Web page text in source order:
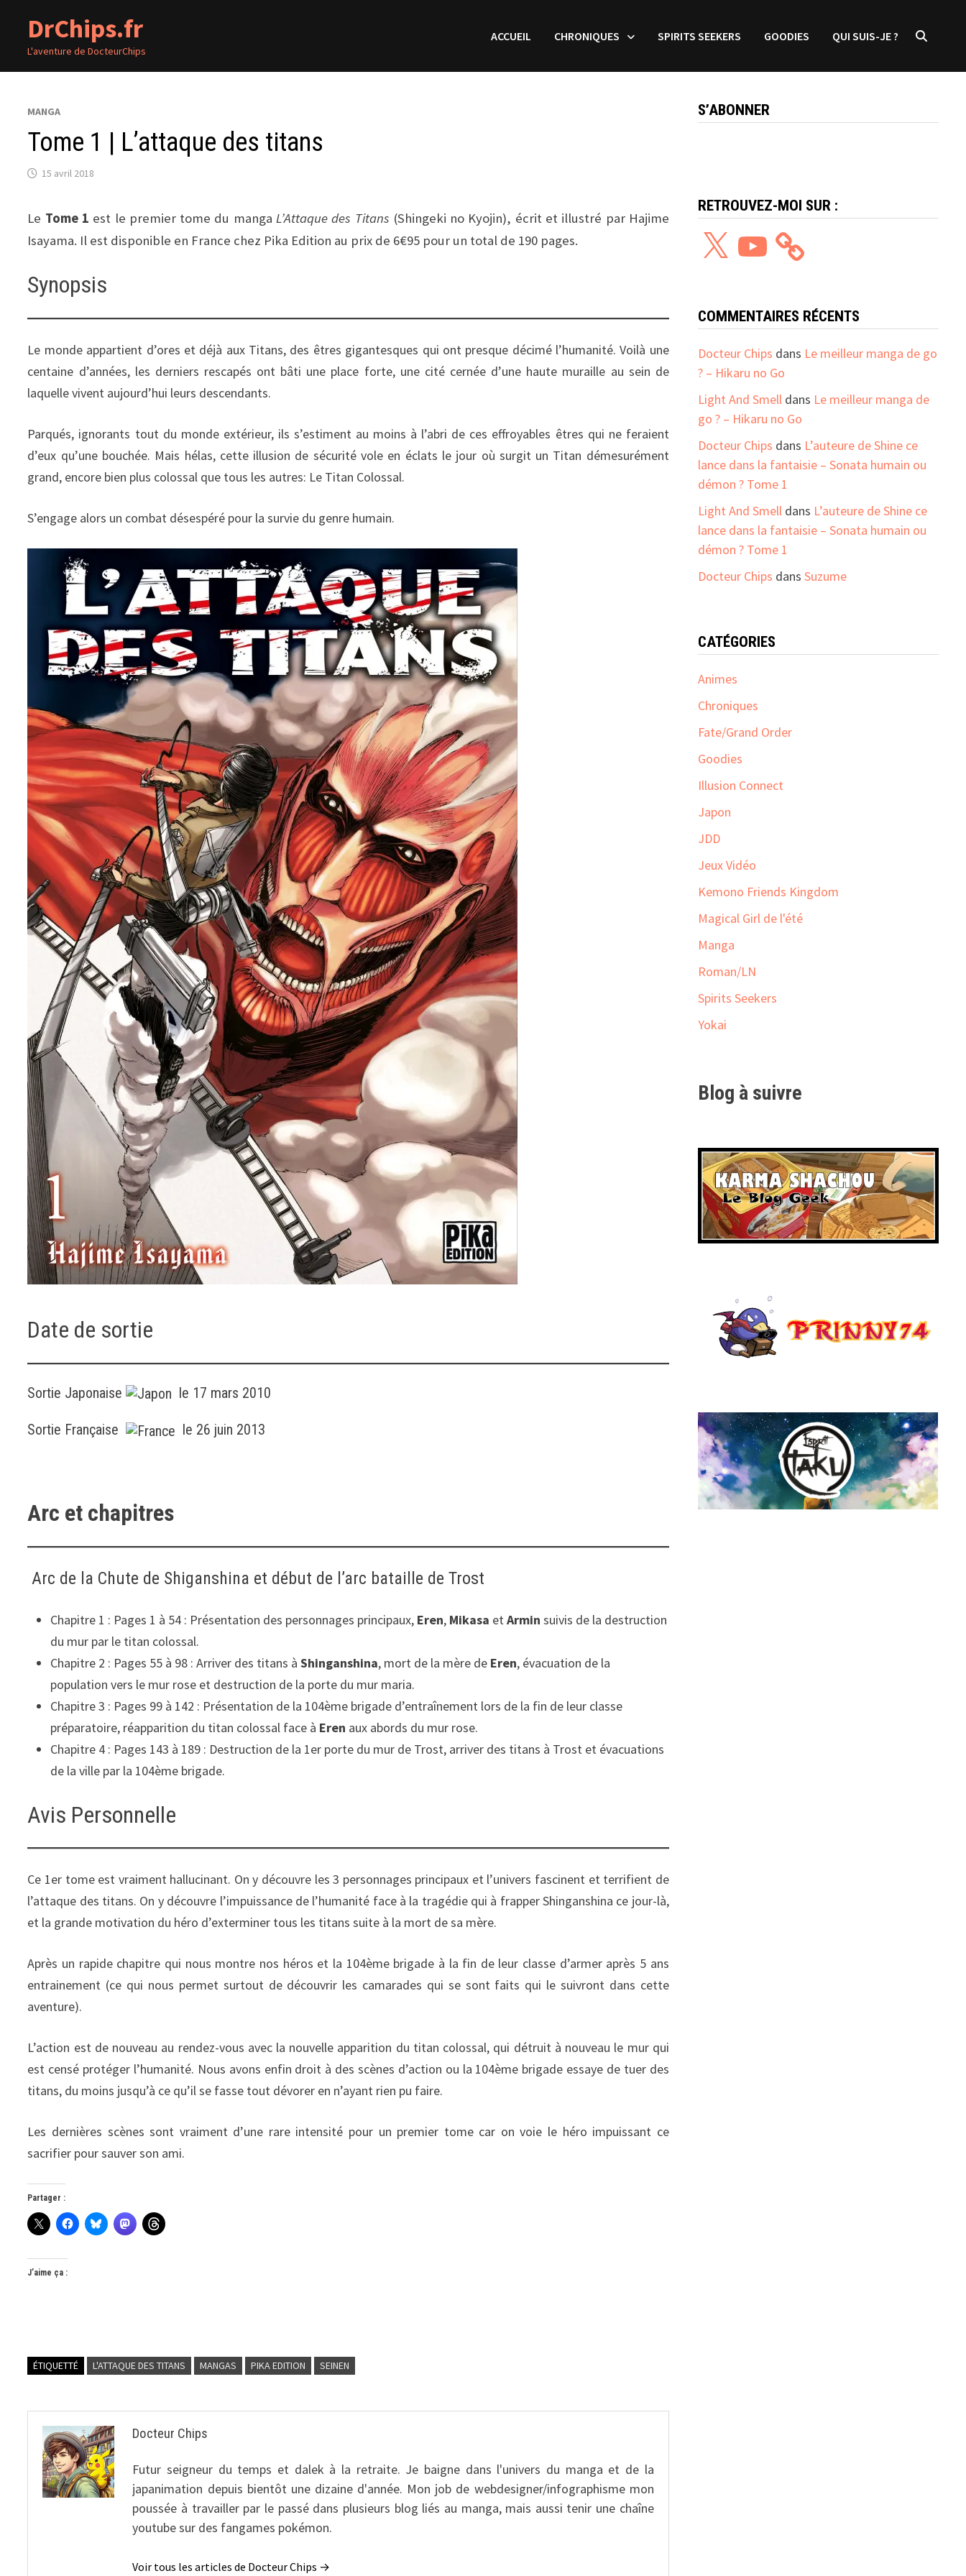
contenu
DrChips.fr
L'aventure de DocteurChips
ACCUEIL CHRONIQUES SPIRITS SEEKERS GOODIES QUI SUIS-JE ?
MANGA
Tome 1 | L’attaque des titans
15 avril 2018
Le Tome 1 est le premier tome du manga L’Attaque des Titans (Shingeki no Kyojin), écrit et illustré par Hajime
Isayama. Il est disponible en France chez Pika Edition au prix de 6€95 pour un total de 190 pages.
Synopsis
Le monde appartient d’ores et déjà aux Titans, des êtres gigantesques qui ont presque décimé l’humanité. Voilà une
centaine d’années, les derniers rescapés ont bâti une place forte, une cité cernée d’une haute muraille au sein de
laquelle vivent aujourd’hui leurs descendants.
Parqués, ignorants tout du monde extérieur, ils s’estiment au moins à l’abri de ces effroyables êtres qui ne feraient
d’eux qu’une bouchée. Mais hélas, cette illusion de sécurité vole en éclats le jour où surgit un Titan démesurément
grand, encore bien plus colossal que tous les autres: Le Titan Colossal.
S’engage alors un combat désespéré pour la survie du genre humain.
Date de sortie
Sortie Japonaise le 17 mars 2010
Sortie Française le 26 juin 2013
Arc et chapitres
Arc de la Chute de Shiganshina et début de l’arc bataille de Trost
Chapitre 1 : Pages 1 à 54 : Présentation des personnages principaux, Eren, Mikasa etArminsuivis de la destruction
du mur par le titan colossal.
Chapitre 2 : Pages 55 à 98 : Arriver des titans àShinganshina, mort de la mère de Eren, évacuation de la
population vers le mur rose et destruction de la porte du mur maria.
Chapitre 3 : Pages 99 à 142 : Présentation de la 104ème brigade d’entraînement lors de la fin de leur classe
préparatoire, réapparition du titan colossal face à Eren aux abords du mur rose.
Chapitre 4 : Pages 143 à 189 : Destruction de la 1er porte du mur de Trost, arriver des titans à Trost et évacuations
de la ville par la 104ème brigade.
Avis Personnelle
Ce 1er tome est vraiment hallucinant. On y découvre les 3 personnages principaux et l’univers fascinent et terrifient de
l’attaque des titans. On y découvre l’impuissance de l’humanité face à la tragédie qui à frapper Shinganshina ce jour-là,
et la grande motivation du héro d’exterminer tous les titans suite à la mort de sa mère.
Après un rapide chapitre qui nous montre nos héros et la 104ème brigade à la fin de leur classe d’armer après 5 ans
entrainement (ce qui nous permet surtout de découvrir les camarades qui se sont faits qui le suivront dans cette
aventure).
L’action est de nouveau au rendez-vous avec la nouvelle apparition du titan colossal, qui détruit à nouveau le mur qui
est censé protéger l’humanité. Nous avons enfin droit à des scènes d’action ou la 104ème brigade essaye de tuer des
titans, du moins jusqu’à ce qu’il se fasse tout dévorer en n’ayant rien pu faire.
Les dernières scènes sont vraiment d’une rare intensité pour un premier tome car on voie le héro impuissant ce
sacrifier pour sauver son ami.
Partager :
J’aime ça :
ÉTIQUETTÉ L'ATTAQUE DES TITANS MANGAS PIKA EDITION SEINEN
Docteur Chips
Futur seigneur du temps et dalek à la retraite. Je baigne dans l'univers du manga et de la
japanimation depuis bientôt une dizaine d'année. Mon job de webdesigner/infographisme mon
poussée à travailler par le passé dans plusieurs blog liés au manga, mais aussi tenir une chaîne
youtube sur des fangames pokémon.
Voir tous les articles de Docteur Chips →
S’ABONNER
RETROUVEZ-MOI SUR :
YouTube
COMMENTAIRES RÉCENTS
Docteur Chips dans Le meilleur manga de go
? – Hikaru no Go
Light And Smelldans Le meilleur manga de
go ? – Hikaru no Go
Docteur Chips dans L’auteure de Shine ce
lance dans la fantaisie – Sonata humain ou
démon ? Tome 1
Light And Smelldans L’auteure de Shine ce
lance dans la fantaisie – Sonata humain ou
démon ? Tome 1
Docteur Chips dans Suzume
CATÉGORIES
Animes
Chroniques
Fate/Grand Order
Goodies
Illusion Connect
Japon
JDD
Jeux Vidéo
Kemono Friends Kingdom
Magical Girl de l'été
Manga
Roman/LN
Spirits Seekers
Yokai
Blog à suivre